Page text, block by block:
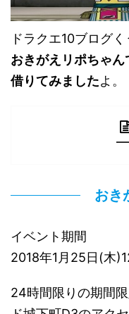
ドラクエ10ブログ
おきがえリポちゃ
借りてみましたよ。
おき
イベント期間
2018年1月25日(木
24時間限りの期間